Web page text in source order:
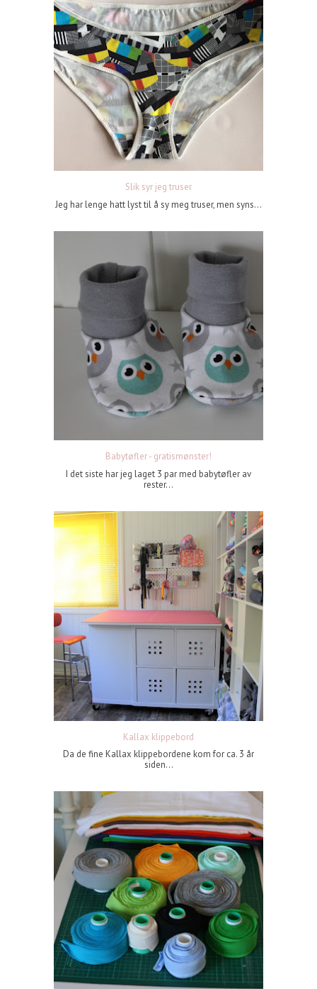
Slik syr jeg truser
Jeg har lenge hatt lyst til å sy meg truser, men syns...
Babytøfler - gratismønster!
I det siste har jeg laget 3 par med babytøfler av
rester...
Kallax klippebord
Da de fine Kallax klippebordene kom for ca. 3 år
siden...